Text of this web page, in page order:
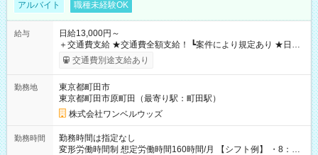
アルバイト 職種未経験OK
給与
日給13,000円～
＋交通費支給 ★交通費全額支給！ ┗案件により規定あり ★日払
いOK！（規定あり） ┗働いたその日に現金GET♪ お仕事後はコ
ンビニATMから 日払い分を引き落とせます！ 【試用期間】試
交通費別途支給あり
勤務地
東京都町田市
東京都町田市原町田（最寄り駅：町田駅）
株式会社ワンベルウッズ
勤務時間
勤務時間は指定なし
変形労働時間制 想定労働時間160時間/月 【シフト例】 ・8：00